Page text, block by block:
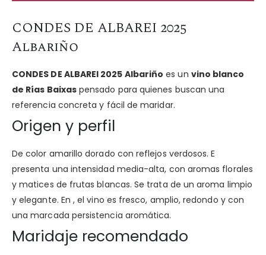
CONDES DE ALBAREI 2025
Albariño
CONDES DE ALBAREI 2025 Albariño es un vino blanco
de Rías Baixaspensado para quienes buscan una
referencia concreta y fácil de maridar.
Origen y perfil
De color amarillo dorado con reflejos verdosos. E
presenta una intensidad media-alta, con aromas florales
y matices de frutas blancas. Se trata de un aroma limpio
y elegante. En , el vino es fresco, amplio, redondo y con
una marcada persistencia aromática.
Maridaje recomendado